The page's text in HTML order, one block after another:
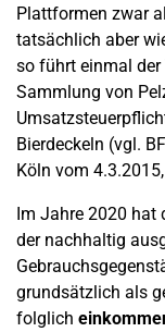
Plattformen zwar
tatsächlich aber
so führt einmal
Sammlung von
Bierdeckeln (vgl.
Köln vom
Im Jahre 2020 hat
der nachhaltig
grundsätzlich als
folglich